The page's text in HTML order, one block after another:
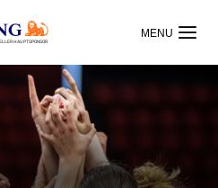
HAUPTSPONSOR